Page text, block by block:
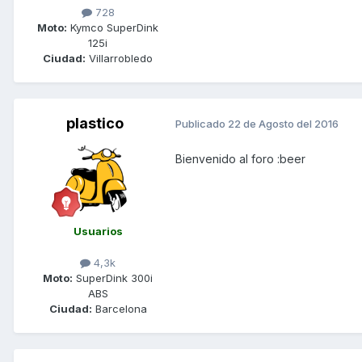
728
Moto: Kymco SuperDink
125i
Ciudad: Villarrobledo
plastico
Usuarios
4,3k
Moto: SuperDink 300i
ABS
Ciudad: Barcelona
Publicado 22 de Agosto del 2016
Bienvenido al foro :beer